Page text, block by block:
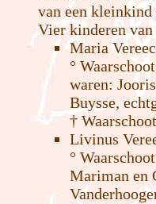
van een kleinkind
Vier kinderen
Maria
°
waren:
Buysse,
†
Livinus
°
Mariman en